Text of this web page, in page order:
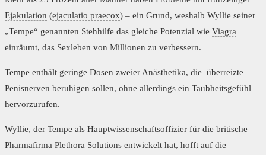
Ejakulation (ejaculatio praecox) – ein Grund, weshalb Wyllie seiner
„Tempe“ genannten Stehhilfe das gleiche Potenzial wie Viagra
einräumt, das Sexleben von Millionen zu verbessern.
Tempe enthält geringe Dosen zweier Anästhetika, die überreizte
Penisnerven beruhigen sollen, ohne allerdings ein Taubheitsgefühl
hervorzurufen.
Wyllie, der Tempe als Hauptwissenschaftsoffizier für die britische
Pharmafirma Plethora Solutions entwickelt hat, hofft auf die